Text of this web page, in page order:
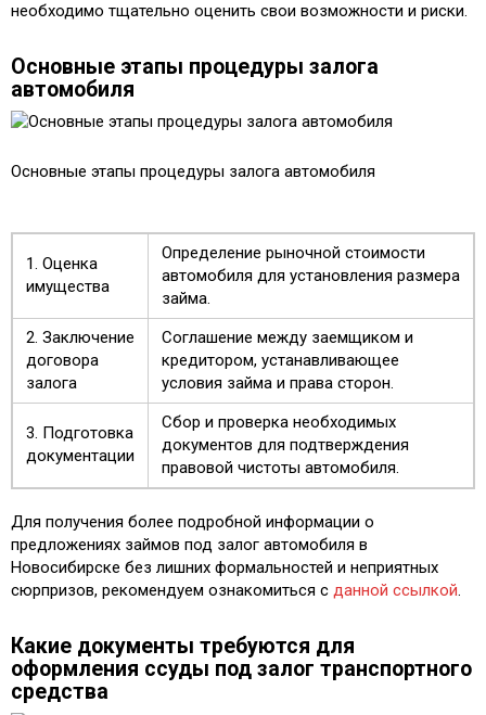
необходимо тщательно оценить свои возможности и риски.
Основные этапы процедуры залога
автомобиля
Основные этапы процедуры залога автомобиля
1. Оценка
имущества
Определение рыночной стоимости
автомобиля для установления размера
займа.
2. Заключение
договора
залога
Соглашение между заемщиком и
кредитором, устанавливающее
условия займа и права сторон.
3. Подготовка
документации
Сбор и проверка необходимых
документов для подтверждения
правовой чистоты автомобиля.
Для получения более подробной информации о
предложениях займов под залог автомобиля в
Новосибирске без лишних формальностей и неприятных
сюрпризов, рекомендуем ознакомиться с данной ссылкой.
Какие документы требуются для
оформления ссуды под залог транспортного
средства